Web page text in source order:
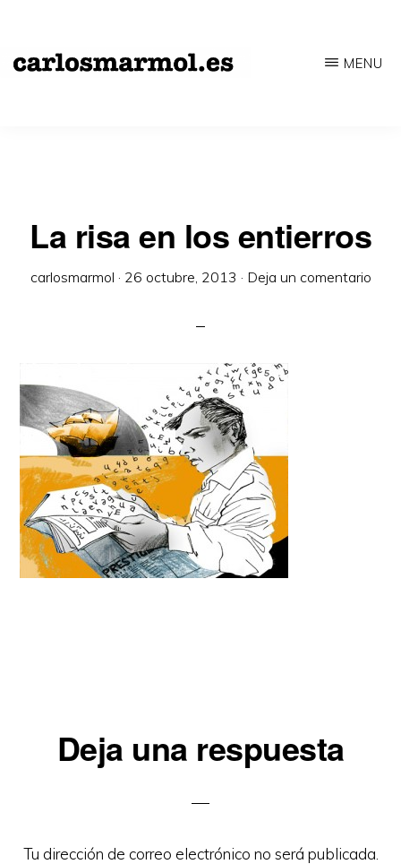
contenido
'underground'
Edición
MENU
La risa en los entierros
carlosmarmol · 26 octubre, 2013 · Deja un comentario
Interacciones
lectores
Deja una respuesta
Tu dirección de correo electrónico no será publicada.